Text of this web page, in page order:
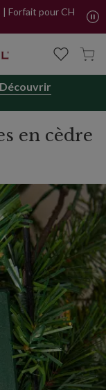
Forfait pour CH
Découvrir
en cèdre
| Balsam Hill